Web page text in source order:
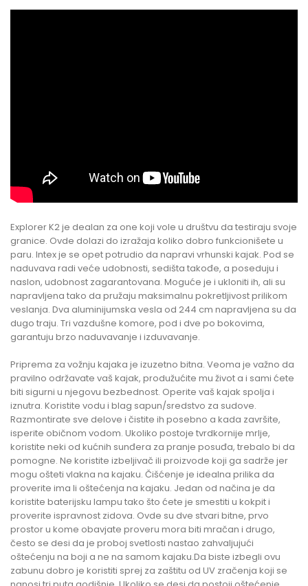
Explorer K2 je dealan za one koji vole u društvu da testiraju svoje
granice. Ovde dolazi do izražaja koliko dobro funkcionišete u
paru. Intex je se opet potrudio da napravi vrhunski kajak. Pod se
naduvava radi veće udobnosti, sedišta takođe, a poseduju i
naslon, udobnost zagarantovana. Moguće je i ukloniti ih, ali su
napravljena tako da pružaju maksimalnu pokretljivost prilikom
veslanja. Dva aluminijumska vesla od 244 cm napravljena su da
dugo traju. Tri vazdušne komore, pod i dve po bokovima,
garantuju brzo naduvavanje i izduvavanje.
Priprema za vožnju kajaka je izuzetno bitna. Veoma je važno da
pravilno održavate vaš kajak, produžućite mu život a i sami ćete
biti sigurni u njegovu bezbednost. Operite vaš kajak spolja i
iznutra. Koristite vodu i blag sapun/sredstvo za sudove.
Razmontirate sve delove i čistite ih posebno a kada završite,
isperite običnom vodom. Ukoliko postoje tvrdkornije mrlje,
koristite neki od kućnih sunđera za pranje posuđa, trebalo bi da
pomogne. Ne koristite izbeljivač ili proizvode koji ga sadrže jer
mogu ošteti vlakna na kajaku. Čišćenje je idealna prilika da
proverite ima li oštećenja na kajaku. Jedan od načina je da
koristite baterijsku lampu tako što ćete je smestiti u kokpit i
proverite ispravnost zidova. Ovde su dve stvari bitne, prvo
prostor u kome obavjate proveru mora biti mračan i drugo,
često se desi da je proboj svetlosti nastao zahvaljujući
oštećenju na boji a ne na samom kajaku.Da biste izbegli ovu
zabunu dobro je koristiti sprej za zaštitu od UV zračenja koji se